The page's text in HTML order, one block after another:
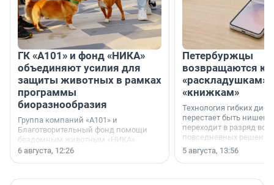
ГК «А101» и фонд «НИКА»
объединяют усилия для
защиты животных в рамках
программы
биоразнообразия
Группа компаний «А101» и
Благотворительный фонд помощи
бездомным животным «НИКА»
заключили соглашение о
6 августа, 12:26
Петербуржцы
возвращаются к
«раскладушкам»
«книжкам»
Технология гибких
перестает быть
переходит в разряд
повседневных
5 августа, 13:56